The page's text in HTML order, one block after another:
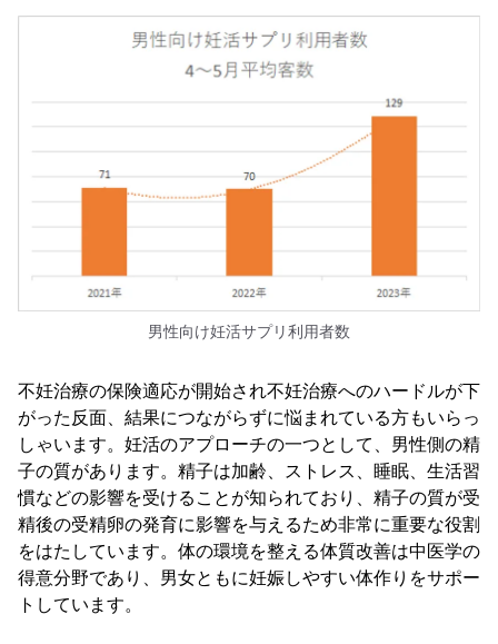
男性向け妊活サプリ利用者数
不妊治療の保険適応が開始され不妊治療へのハードルが下
がった反面、結果につながらずに悩まれている方もいらっ
しゃいます。妊活のアプローチの一つとして、男性側の精
子の質があります。精子は加齢、ストレス、睡眠、生活習
慣などの影響を受けることが知られており、精子の質が受
精後の受精卵の発育に影響を与えるため非常に重要な役割
をはたしています。体の環境を整える体質改善は中医学の
得意分野であり、男女ともに妊娠しやすい体作りをサポー
トしています。